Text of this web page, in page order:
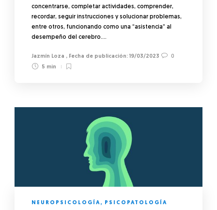
concentrarse, completar actividades, comprender,
recordar, seguir instrucciones y solucionar problemas,
entre otros, funcionando como una “asistencia” al
desempeño del cerebro….
Jazmín Loza , 19/03/2023
0
5 min
NEUROPSICOLOGÍA, PSICOPATOLOGÍA